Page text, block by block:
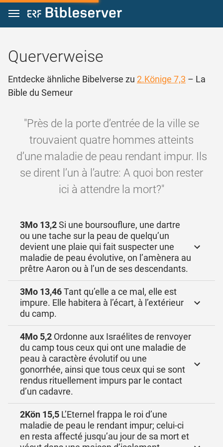
Zum Inhalt springen
Querverweise
Entdecke ähnliche Bibelverse zu 2.Könige 7,3 – La
Bible du Semeur
"Près de la porte d’entrée de la ville se
trouvaient quatre hommes atteints
d’une maladie de peau rendant impur. Ils
se dirent l’un à l’autre: A quoi bon rester
ici à attendre la mort?"
3Mo 13,2Si une boursouflure, une dartre
ou une tache sur la peau de quelqu’un
devient une plaie qui fait suspecter une
maladie de peau évolutive, on l’amènera au
prêtre Aaron ou à l’un de ses descendants.
3Mo 13,46Tant qu’elle a ce mal, elle est
impure. Elle habitera à l’écart, à l’extérieur
du camp.
4Mo 5,2 Ordonne aux Israélites de renvoyer
du camp tous ceux qui ont une maladie de
peau à caractère évolutif ou une
gonorrhée, ainsi que tous ceux qui se sont
rendus rituellement impurs par le contact
d’un cadavre.
2Kön 15,5 L’Eternel frappa le roi d’une
maladie de peau le rendant impur; celui-ci
en resta affecté jusqu’au jour de sa mort et